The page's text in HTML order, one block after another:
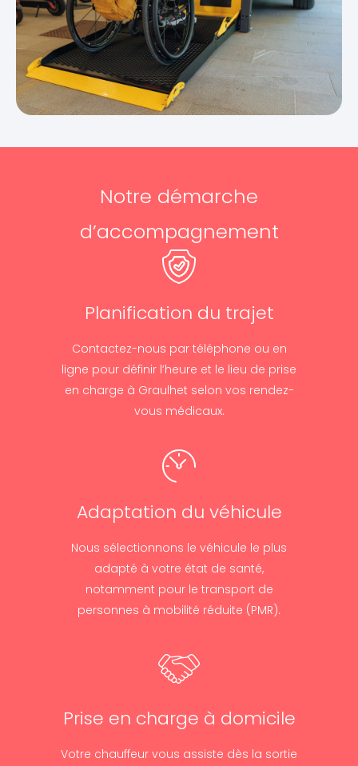
Notre démarche
d’accompagnement
Planification du trajet
Contactez-nous par téléphone ou en
ligne pour définir l’heure et le lieu de prise
en charge à Graulhet selon vos rendez-
vous médicaux.
Adaptation du véhicule
Nous sélectionnons le véhicule le plus
adapté à votre état de santé,
notamment pour le transport de
personnes à mobilité réduite (PMR).
Prise en charge à domicile
Votre chauffeur vous assiste dès la sortie